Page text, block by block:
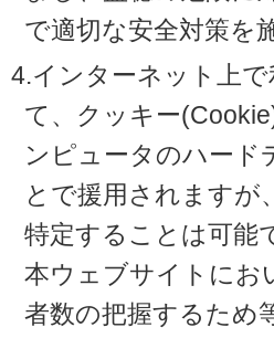
で適切な安全対策を
4.インターネット上
て、クッキー
ンピュータのハー
とで援用されますが
特定することは可能
本ウェブサイトにお
者数の把握するため